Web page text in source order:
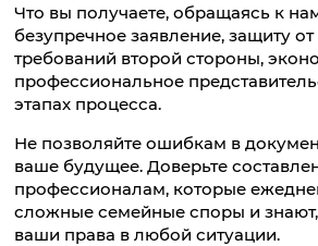
Что вы получаете, обращаясь к
безупречное заявление, защиту
требований второй стороны,
профессиональное
этапах процесса.
Не позволяйте ошибкам в
ваше будущее. Доверьте
профессионалам, которые
сложные семейные споры и знают,
ваши права в любой ситуации.